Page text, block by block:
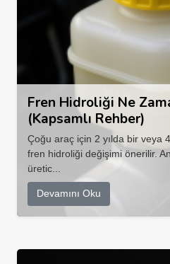
Fren Hidroliği Ne
(Kapsamlı Rehber)
Çoğu araç için 2 yılda bir veya
fren hidroliği değişimi önerilir.
üretic...
Devamını Oku